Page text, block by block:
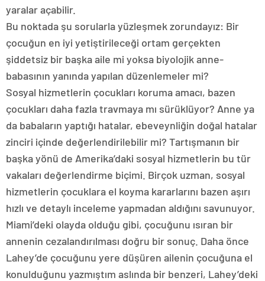
yaralar açabilir.
Bu noktada şu sorularla yüzleşmek zorundayız: Bir
çocuğun en iyi yetiştirileceği ortam gerçekten
şiddetsiz bir başka aile mi yoksa biyolojik anne-
babasının yanında yapılan düzenlemeler mi?
Sosyal hizmetlerin çocukları koruma amacı, bazen
çocukları daha fazla travmaya mı sürüklüyor? Anne ya
da babaların yaptığı hatalar, ebeveynliğin doğal hatalar
zinciri içinde değerlendirilebilir mi? Tartışmanın bir
başka yönü de Amerika’daki sosyal hizmetlerin bu tür
vakaları değerlendirme biçimi. Birçok uzman, sosyal
hizmetlerin çocuklara el koyma kararlarını bazen aşırı
hızlı ve detaylı inceleme yapmadan aldığını savunuyor.
Miami’deki olayda olduğu gibi, çocuğunu ısıran bir
annenin cezalandırılması doğru bir sonuç. Daha önce
Lahey’de çocuğunu yere düşüren ailenin çocuğuna el
konulduğunu yazmıştım aslında bir benzeri, Lahey’deki